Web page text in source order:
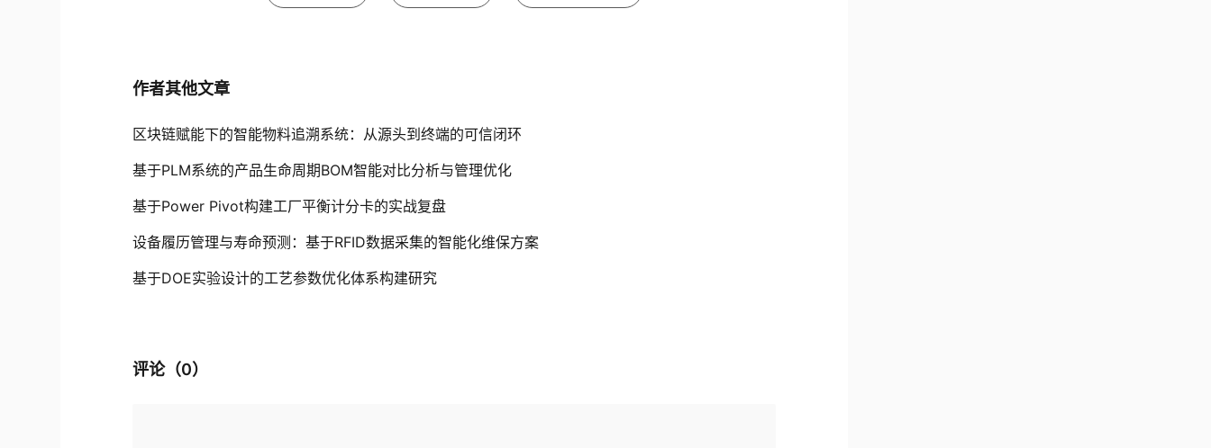
作者其他文章
区块链赋能下的智能物料追溯系统：从源头到终端的可信闭环
基于PLM系统的产品生命周期BOM智能对比分析与管理优化
基于Power Pivot构建工厂平衡计分卡的实战复盘
设备履历管理与寿命预测：基于RFID数据采集的智能化维保方案
基于DOE实验设计的工艺参数优化体系构建研究
评论（0）